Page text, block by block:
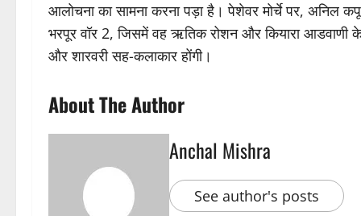
आलोचना का सामना करना पड़ा है। पेशेवर मोर्चे पर, अनिल
भरपूर वॉर 2, जिसमें वह ऋतिक रोशन और कियारा
और शारवरी सह-कलाकार होंगी।
About The Author
Anchal Mishra
See author's posts